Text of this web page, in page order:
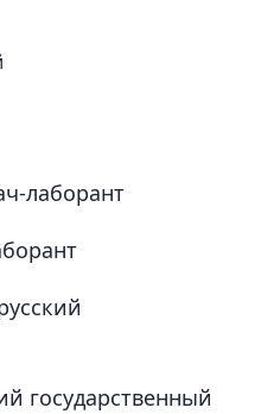
лаборант
государственный